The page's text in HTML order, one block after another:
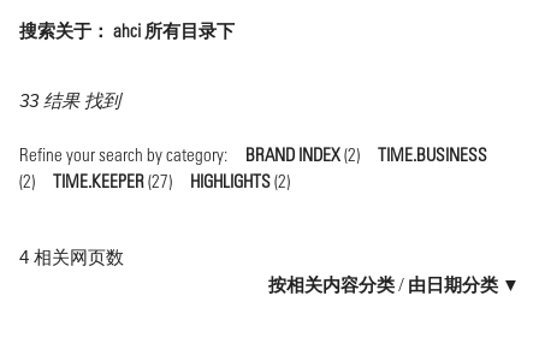
搜索关于： ahci 所有目录下
33 结果 找到
Refine your search by category: BRAND INDEX(2)
TIME.BUSINESS
(2)
TIME.KEEPER(27) HIGHLIGHTS(2)
4 相关网页数
按相关内容分类/ 由日期分类 ▼